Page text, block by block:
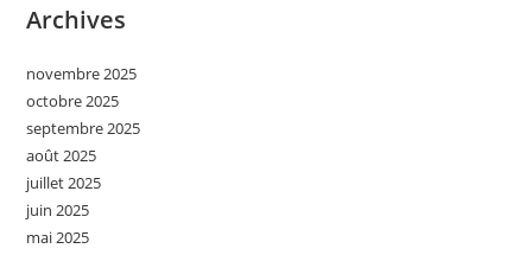
Archives
novembre 2025
octobre 2025
septembre 2025
août 2025
juillet 2025
juin 2025
mai 2025